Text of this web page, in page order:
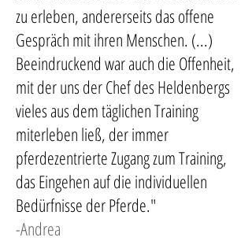
zu erleben, andererseits das offene
Gespräch mit ihren Menschen. (...)
Beeindruckend war auch die Offenheit,
mit der uns der Chef des Heldenbergs
vieles aus dem täglichen Training
miterleben ließ, der immer
pferdezentrierte Zugang zum Training,
das Eingehen auf die individuellen
Bedürfnisse der Pferde."
-Andrea